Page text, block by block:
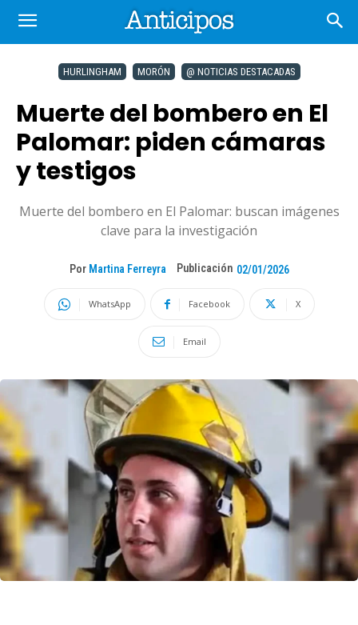
HURLINGHAM MORÓN @ NOTICIAS DESTACADAS
Muerte del bombero en El
Palomar: piden cámaras
y testigos
Muerte del bombero en El Palomar: buscan imágenes
clave para la investigación
Por Martina Ferreyra Publicación 02/01/2026
WhatsApp Facebook X
Email